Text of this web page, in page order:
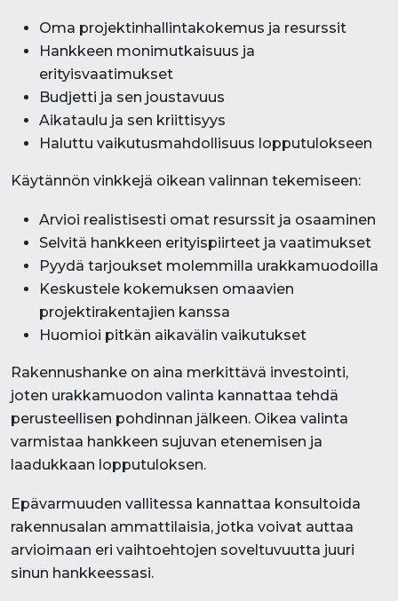
Oma projektinhallintakokemus ja resurssit
Hankkeen monimutkaisuus ja
erityisvaatimukset
Budjetti ja sen joustavuus
Aikataulu ja sen kriittisyys
Haluttu vaikutusmahdollisuus lopputulokseen
Käytännön vinkkejä oikean valinnan tekemiseen:
Arvioi realistisesti omat resurssit ja osaaminen
Selvitä hankkeen erityispiirteet ja vaatimukset
Pyydä tarjoukset molemmilla urakkamuodoilla
Keskustele kokemuksen omaavien
projektirakentajien kanssa
Huomioi pitkän aikavälin vaikutukset
Rakennushanke on aina merkittävä investointi,
joten urakkamuodon valinta kannattaa tehdä
perusteellisen pohdinnan jälkeen. Oikea valinta
varmistaa hankkeen sujuvan etenemisen ja
laadukkaan lopputuloksen.
Epävarmuuden vallitessa kannattaa konsultoida
rakennusalan ammattilaisia, jotka voivat auttaa
arvioimaan eri vaihtoehtojen soveltuvuutta juuri
sinun hankkeessasi.